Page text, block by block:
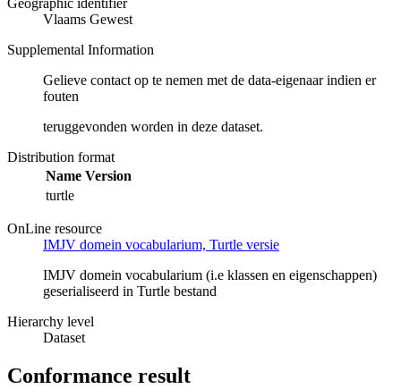
Geographic identifier
Vlaams Gewest
Supplemental Information
Gelieve contact op te nemen met de data-eigenaar indien er
fouten
teruggevonden worden in deze dataset.
Distribution format
Name Version
turtle
OnLine resource
IMJV domein vocabularium, Turtle versie
IMJV domein vocabularium (i.e klassen en eigenschappen)
geserialiseerd in Turtle bestand
Hierarchy level
Dataset
Conformance result